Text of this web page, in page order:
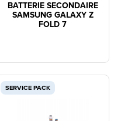
BATTERIE SECONDAIRE
SAMSUNG GALAXY Z
FOLD 7
SERVICE PACK